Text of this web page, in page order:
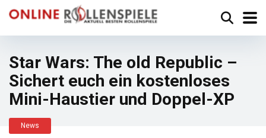
Star Wars: The old Republic –
Sichert euch ein kostenloses
Mini-Haustier und Doppel-XP
News